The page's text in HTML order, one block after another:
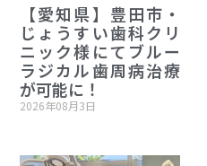
【愛知県】豊田市・
じょうすい歯科クリ
ニック様にてブルー
ラジカル歯周病治療
が可能に！
2026年08月3日